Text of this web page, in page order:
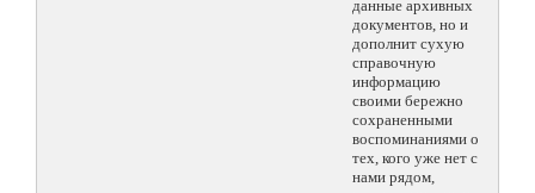
данные архивных
документов, но и
дополнит сухую
справочную
информацию
своими бережно
сохраненными
воспоминаниями о
тех, кого уже нет с
нами рядом,